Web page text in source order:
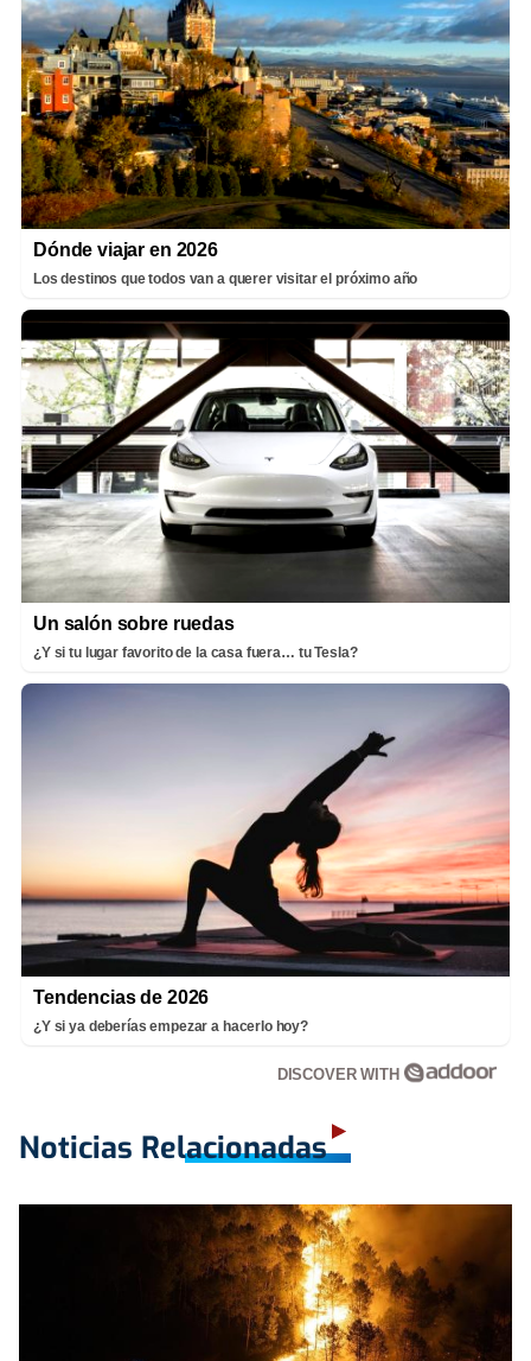
Dónde viajar en 2026
Los destinos que todos van a querer visitar el próximo año
Un salón sobre ruedas
¿Y si tu lugar favorito de la casa fuera… tu Tesla?
Tendencias de 2026
¿Y si ya deberías empezar a hacerlo hoy?
DISCOVER WITH
Noticias Relacionadas